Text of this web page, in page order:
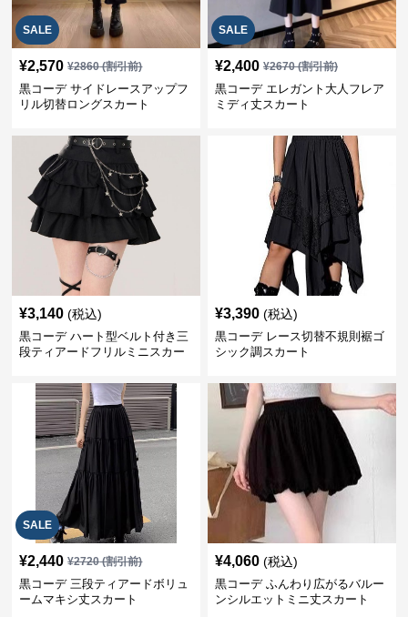
SALE
¥2,570 ¥2860(割引前)
黒コーデ サイドレースアップフ
リル切替ロングスカート
SALE
¥2,400 ¥2670(割引前)
黒コーデ エレガント大人フレア
ミディ丈スカート
¥3,140 (税込)
黒コーデ ハート型ベルト付き三
段ティアードフリルミニスカー
¥3,390 (税込)
黒コーデ レース切替不規則裾ゴ
シック調スカート
SALE
¥2,440 ¥2720(割引前)
黒コーデ 三段ティアードボリュ
ームマキシ丈スカート
¥4,060 (税込)
黒コーデ ふんわり広がるバルー
ンシルエットミニ丈スカート